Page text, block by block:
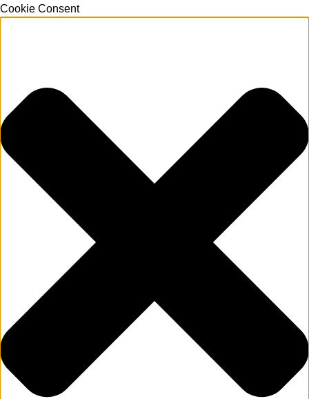
Cookie Consent